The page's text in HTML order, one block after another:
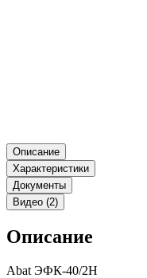
Описание
Характеристики
Документы
Видео (2)
Описание
Abat ЭФК-40/2Н